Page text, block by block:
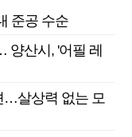
준공 수순
산시, '어필 레
…살상력 없는 모